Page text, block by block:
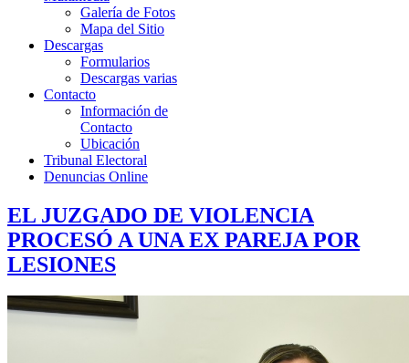
Galería de Fotos
Mapa del Sitio
Descargas
Formularios
Descargas varias
Contacto
Información de
Contacto
Ubicación
Tribunal Electoral
Denuncias Online
EL JUZGADO DE VIOLENCIA
PROCESÓ A UNA EX PAREJA POR
LESIONES